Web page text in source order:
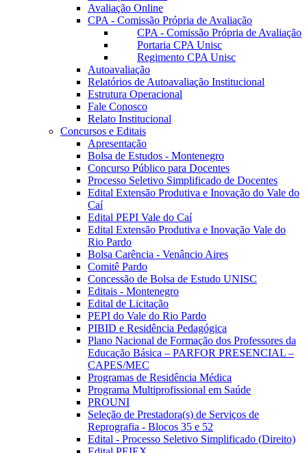
Avaliação Online
CPA - Comissão Própria de Avaliação
CPA - Comissão Própria de Avaliação
Portaria CPA Unisc
Regimento CPA Unisc
Autoavaliação
Relatórios de Autoavaliação Institucional
Estrutura Operacional
Fale Conosco
Relato Institucional
Concursos e Editais
Apresentação
Bolsa de Estudos - Montenegro
Concurso Público para Docentes
Processo Seletivo Simplificado de Docentes
Edital Extensão Produtiva e Inovação do Vale do
Caí
Edital PEPI Vale do Caí
Edital Extensão Produtiva e Inovação Vale do
Rio Pardo
Bolsa Carência - Venâncio Aires
Comitê Pardo
Concessão de Bolsa de Estudo UNISC
Editais - Montenegro
Edital de Licitação
PEPI do Vale do Rio Pardo
PIBID e Residência Pedagógica
Plano Nacional de Formação dos Professores da
Educação Básica – PARFOR PRESENCIAL –
CAPES/MEC
Programas de Residência Médica
Programa Multiprofissional em Saúde
PROUNI
Seleção de Prestadora(s) de Serviços de
Reprografia - Blocos 35 e 52
Edital - Processo Seletivo Simplificado (Direito)